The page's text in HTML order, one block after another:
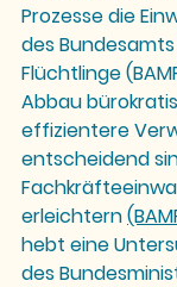
Prozesse die
des
Flüchtlinge
Abbau
effizientere
entscheidend
erleichtern
hebt eine
des